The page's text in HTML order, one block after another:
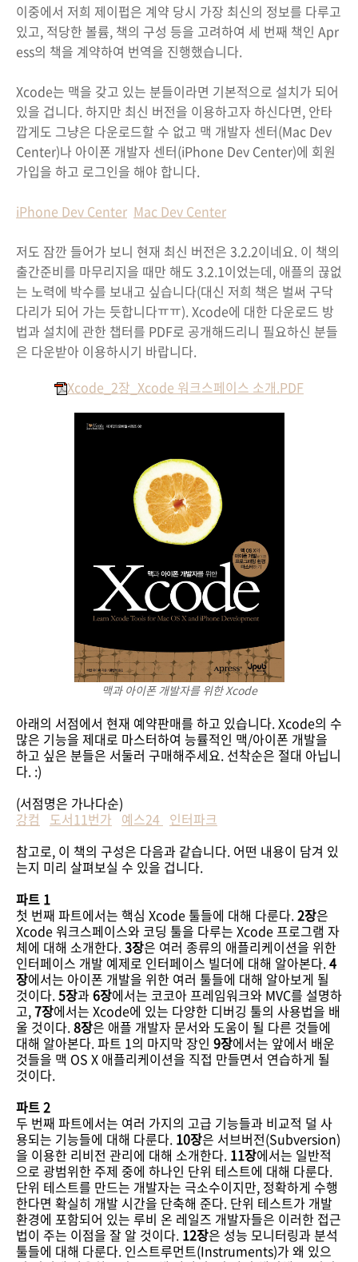
이중에서 저희 제이펍은 계약 당시 가장 최신의 정보를 다루고
있고, 적당한 볼륨, 책의 구성 등을 고려하여 세 번째 책인 Apr
ess의 책을 계약하여 번역을 진행했습니다.
Xcode는 맥을 갖고 있는 분들이라면 기본적으로 설치가 되어
있을 겁니다. 하지만 최신 버전을 이용하고자 하신다면, 안타
깝게도 그냥은 다운로드할 수 없고 맥 개발자 센터(Mac Dev
Center)나 아이폰 개발자 센터(iPhone Dev Center)에 회원
가입을 하고 로그인을 해야 합니다.
iPhone Dev Center Mac Dev Center
저도 잠깐 들어가 보니 현재 최신 버전은 3.2.2이네요. 이 책의
출간준비를 마무리지을 때만 해도 3.2.1이었는데, 애플의 끊없
는 노력에 박수를 보내고 싶습니다(대신 저희 책은 벌써 구닥
다리가 되어 가는 듯합니다ㅠㅠ). Xcode에 대한 다운로드 방
법과 설치에 관한 챕터를 PDF로 공개해드리니 필요하신 분들
은 다운받아 이용하시기 바랍니다.
Xcode_2장_Xcode 워크스페이스 소개.PDF
맥과 아이폰 개발자를 위한 Xcode
아래의 서점에서 현재 예약판매를 하고 있습니다. Xcode의 수
많은 기능을 제대로 마스터하여 능률적인 맥/아이폰 개발을
하고 싶은 분들은 서둘러 구매해주세요. 선착순은 절대 아닙니
다. :)
(서점명은 가나다순)
강컴
도서11번가 예스24 인터파크
참고로, 이 책의 구성은 다음과 같습니다. 어떤 내용이 담겨 있
는지 미리 살펴보실 수 있을 겁니다.
파트 1
첫 번째 파트에서는 핵심 Xcode 툴들에 대해 다룬다.2장은
Xcode 워크스페이스와 코딩 툴을 다루는 Xcode 프로그램 자
체에 대해 소개한다.3장은 여러 종류의 애플리케이션을 위한
인터페이스 개발 예제로 인터페이스 빌더에 대해 알아본다.4
장에서는 아이폰 개발을 위한 여러 툴들에 대해 알아보게 될
것이다.5장과 6장에서는 코코아 프레임워크와 MVC를 설명하
고,7장에서는 Xcode에 있는 다양한 디버깅 툴의 사용법을 배
울 것이다.8장은 애플 개발자 문서와 도움이 될 다른 것들에
대해 알아본다. 파트 1의 마지막 장인 9장에서는 앞에서 배운
것들을 맥 OS X 애플리케이션을 직접 만들면서 연습하게 될
것이다.
파트 2
두 번째 파트에서는 여러 가지의 고급 기능들과 비교적 덜 사
용되는 기능들에 대해 다룬다. 10장은 서브버전(Subversion)
을 이용한 리비전 관리에 대해 소개한다. 11장에서는 일반적
으로 광범위한 주제 중에 하나인 단위 테스트에 대해 다룬다.
단위 테스트를 만드는 개발자는 극소수이지만, 정확하게 수행
한다면 확실히 개발 시간을 단축해 준다. 단위 테스트가 개발
환경에 포함되어 있는 루비 온 레일즈 개발자들은 이러한 접근
법이 주는 이점을 잘 알 것이다. 12장은 성능 모니터링과 분석
툴들에 대해 다룬다. 인스트루먼트(Instruments)가 왜 있으